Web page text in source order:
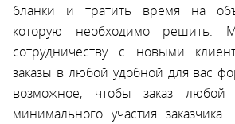
бланки и тратить время на
которую необходимо решить.
сотрудничеству с новыми
заказы в любой удобной для вас
возможное, чтобы заказ любой
минимального участия